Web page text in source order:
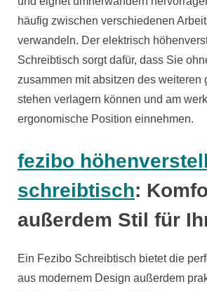
häufig zwischen verschiedenen
verwandeln. Der elektrisch
Schreibtisch sorgt dafür, dass Sie
zusammen mit absitzen des weiteren
stehen verlagern können und am
ergonomische Position einnehmen.
fezibo
schreibtisch:
außerdem Stil für
Ein Fezibo Schreibtisch bietet die
aus modernem Design außerdem